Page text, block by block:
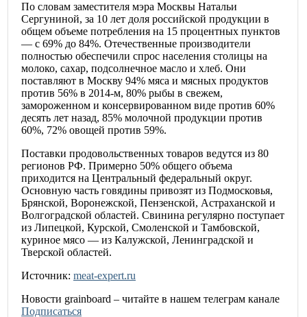
По словам заместителя мэра Москвы Натальи
Сергуниной, за 10 лет доля российской продукции в
общем объеме потребления на 15 процентных пунктов
— с 69% до 84%. Отечественные производители
полностью обеспечили спрос населения столицы на
молоко, сахар, подсолнечное масло и хлеб. Они
поставляют в Москву 94% мяса и мясных продуктов
против 56% в 2014-м, 80% рыбы в свежем,
замороженном и консервированном виде против 60%
десять лет назад, 85% молочной продукции против
60%, 72% овощей против 59%.
Поставки продовольственных товаров ведутся из 80
регионов РФ. Примерно 50% общего объема
приходится на Центральный федеральный округ.
Основную часть говядины привозят из Подмосковья,
Брянской, Воронежской, Пензенской, Астраханской и
Волгоградской областей. Свинина регулярно поступает
из Липецкой, Курской, Смоленской и Тамбовской,
куриное мясо — из Калужской, Ленинградской и
Тверской областей.
Источник: meat-expert.ru
Новости grainboard – читайте в нашем телеграм канале
Подписаться